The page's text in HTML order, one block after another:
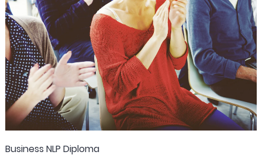
Business NLP Diploma